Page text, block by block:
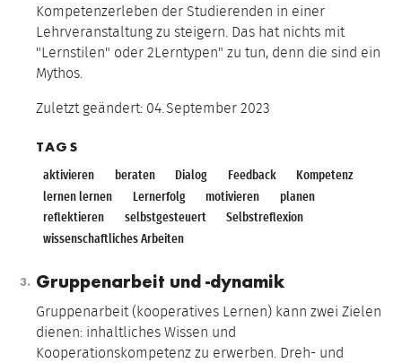
Kompetenzerleben der Studierenden in einer
Lehrveranstaltung zu steigern. Das hat nichts mit
"Lernstilen" oder 2Lerntypen" zu tun, denn die sind ein
Mythos.
Zuletzt geändert: 04. September 2023
TAGS
aktivieren beraten Dialog Feedback
Kompetenz
lernen lernen
Lernerfolg motivieren
planen
reflektieren
selbstgesteuert
Selbstreflexion
wissenschaftliches Arbeiten
Gruppenarbeit und -dynamik
Gruppenarbeit (kooperatives Lernen) kann zwei Zielen
dienen: inhaltliches Wissen und
Kooperationskompetenz zu erwerben. Dreh- und